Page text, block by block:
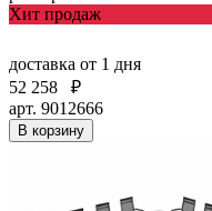
Хит продаж
доставка от 1 дня
52 258
₽
арт. 9012666
В корзину